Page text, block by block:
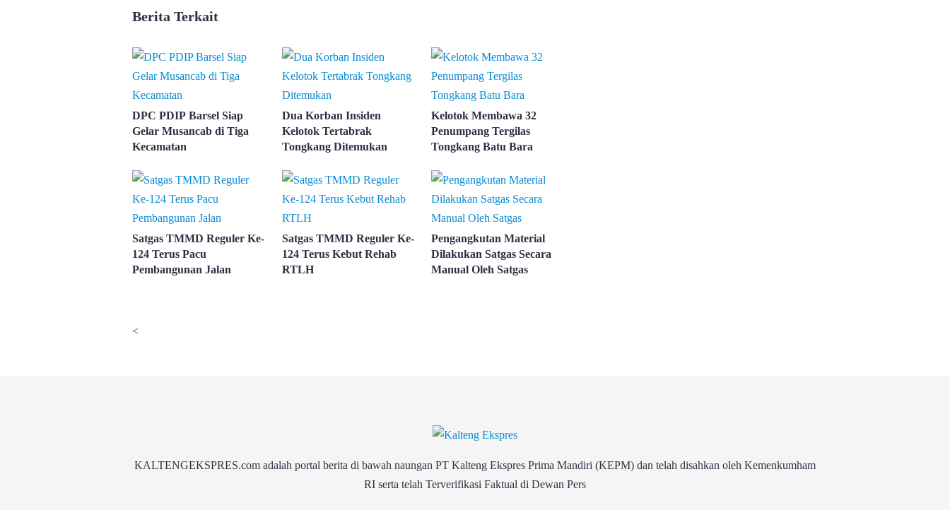
Berita Terkait
DPC PDIP Barsel Siap
Gelar Musancab di Tiga
Kecamatan
Dua Korban Insiden
Kelotok Tertabrak
Tongkang Ditemukan
Kelotok Membawa 32
Penumpang Tergilas
Tongkang Batu Bara
Satgas TMMD Reguler Ke-
124 Terus Pacu
Pembangunan Jalan
Satgas TMMD Reguler Ke-
124 Terus Kebut Rehab
RTLH
Pengangkutan Material
Dilakukan Satgas Secara
Manual Oleh Satgas
<
KALTENGEKSPRES.com adalah portal berita di bawah naungan PT Kalteng Ekspres Prima Mandiri (KEPM) dan telah disahkan oleh Kemenkumham
RI serta telah Terverifikasi Faktual di Dewan Pers